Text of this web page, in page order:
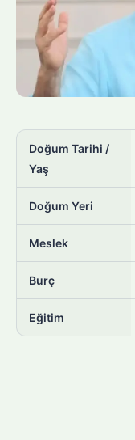
Doğum Tarihi /
Yaş
Doğum Yeri
Meslek
Burç
Eğitim